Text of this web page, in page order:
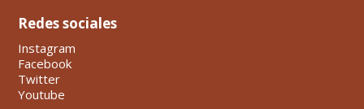
Redes sociales
Instagram
Facebook
Twitter
Youtube